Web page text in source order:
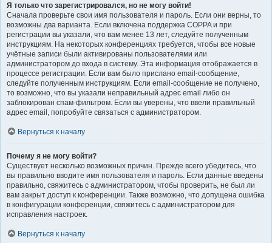
Я только что зарегистрировался, но не могу войти!
Сначала проверьте свои имя пользователя и пароль. Если они верны, то
возможны два варианта. Если включена поддержка COPPA и при
регистрации вы указали, что вам менее 13 лет, следуйте полученным
инструкциям. На некоторых конференциях требуется, чтобы все новые
учётные записи были активированы пользователями или
администратором до входа в систему. Эта информация отображается в
процессе регистрации. Если вам было прислано email-сообщение,
следуйте полученным инструкциям. Если email-сообщение не получено,
то возможно, что вы указали неправильный адрес email либо он
заблокирован спам-фильтром. Если вы уверены, что ввели правильный
адрес email, попробуйте связаться с администратором.
Вернуться к началу
Почему я не могу войти?
Существует несколько возможных причин. Прежде всего убедитесь, что
вы правильно вводите имя пользователя и пароль. Если данные введены
правильно, свяжитесь с администратором, чтобы проверить, не был ли
вам закрыт доступ к конференции. Также возможно, что допущена ошибка
в конфигурации конференции, свяжитесь с администратором для
исправления настроек.
Вернуться к началу